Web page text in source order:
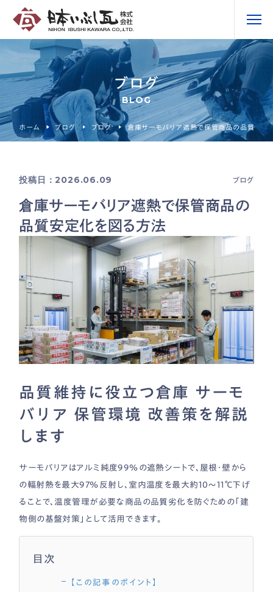
ブログ
BLOG
ホーム ブログ ブログ 倉庫サーモバリア遮熱で保管商品の品質安定
投稿日：2026.06.09 ブログ
倉庫サーモバリア遮熱で保管商品の
品質安定化を図る方法
品質維持に役立つ倉庫 サーモ
バリア 保管環境 改善策を解説
します
サーモバリアはアルミ純度99％の遮熱シートで、屋根・壁から
の輻射熱を最大97％反射し、室内温度を最大約10〜11℃下げ
ることで、温度管理が必要な商品の品質劣化を防ぐための「建
物側の基盤対策」として活用できます。
目次
【この記事のポイント】